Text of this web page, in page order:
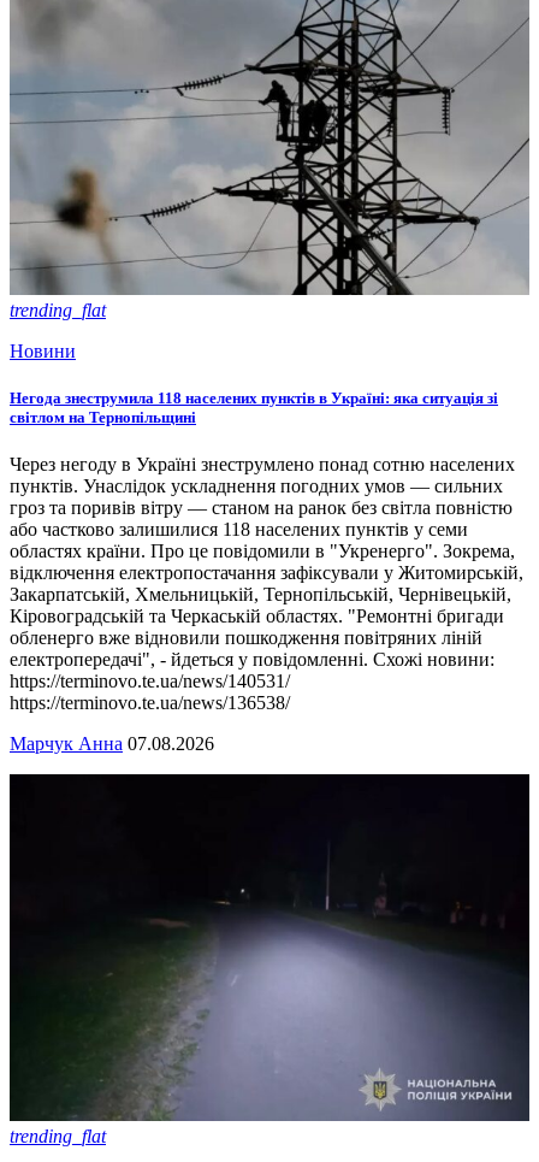
trending_flat
Новини
Негода знеструмила 118 населених пунктів в Україні: яка ситуація зі
світлом на Тернопільщині
Через негоду в Україні знеструмлено понад сотню населених
пунктів. Унаслідок ускладнення погодних умов — сильних
гроз та поривів вітру — станом на ранок без світла повністю
або частково залишилися 118 населених пунктів у семи
областях країни. Про це повідомили в "Укренерго". Зокрема,
відключення електропостачання зафіксували у Житомирській,
Закарпатській, Хмельницькій, Тернопільській, Чернівецькій,
Кіровоградській та Черкаській областях. "Ремонтні бригади
обленерго вже відновили пошкодження повітряних ліній
електропередачі", - йдеться у повідомленні. Схожі новини:
https://terminovo.te.ua/news/140531/
https://terminovo.te.ua/news/136538/
Марчук Анна 07.08.2026
trending_flat